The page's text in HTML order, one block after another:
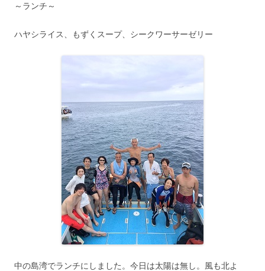
～ランチ～
ハヤシライス、もずくスープ、シークワーサーゼリー
中の島湾でランチにしました。今日は太陽は無し。風も北よ